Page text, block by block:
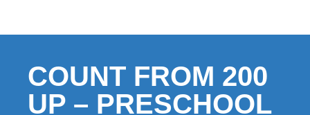
COUNT FROM 200
UP – PRESCHOOL